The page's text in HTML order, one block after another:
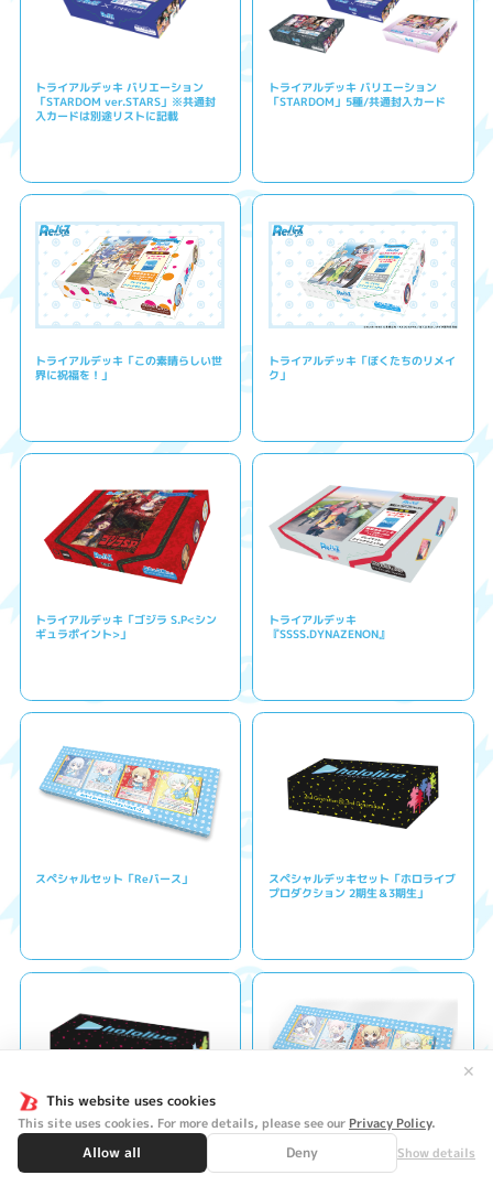
This website uses cookies
This site uses cookies. For more details, please see our Privacy Policy.
Allow all Deny Show details
✕
トライアルデッキ バリエーション
「STARDOM ver.STARS」※共通封
入カードは別途リストに記載
トライアルデッキ バリエーション
「STARDOM」5種/共通封入カード
トライアルデッキ「この素晴らしい世
界に祝福を！」
トライアルデッキ「ぼくたちのリメイ
ク」
トライアルデッキ「ゴジラ S.P<シン
ギュラポイント>」
トライアルデッキ
『SSSS.DYNAZENON』
スペシャルセット「Reバース」
スペシャルデッキセット「ホロライブ
プロダクション 2期生＆3期生」
スペシャルデッキセット「ホロライブ
プロダクション 1期生＆ゲーマーズ」
スペシャルセット「Reバース vol.2」